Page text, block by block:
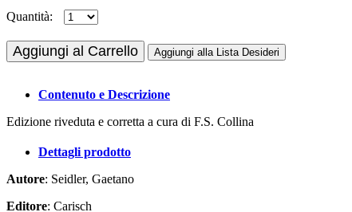
Quantità:
Aggiungi al Carrello Aggiungi alla Lista Desideri
Contenuto e Descrizione
Edizione riveduta e corretta a cura di F.S. Collina
Dettagli prodotto
Autore: Seidler, Gaetano
Editore: Carisch